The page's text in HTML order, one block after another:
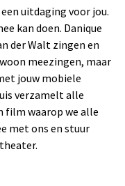
uitdaging voor jou.
kan doen. Danique
der Walt zingen en
meezingen, maar
jouw mobiele
verzamelt alle
film waarop we alle
met ons en stuur